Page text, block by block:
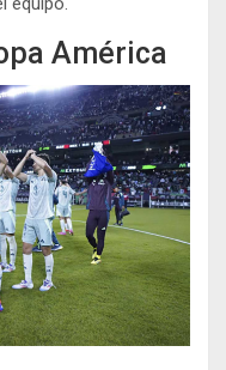
América